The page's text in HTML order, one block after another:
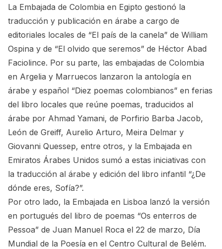
La Embajada de Colombia en Egipto gestionó la
traducción y publicación en árabe a cargo de
editoriales locales de “El país de la canela” de William
Ospina y de “El olvido que seremos” de Héctor Abad
Faciolince. Por su parte, las embajadas de Colombia
en Argelia y Marruecos lanzaron la antología en
árabe y español “Diez poemas colombianos” en ferias
del libro locales que reúne poemas, traducidos al
árabe por Ahmad Yamani, de Porfirio Barba Jacob,
León de Greiff, Aurelio Arturo, Meira Delmar y
Giovanni Quessep, entre otros, y la Embajada en
Emiratos Árabes Unidos sumó a estas iniciativas con
la traducción al árabe y edición del libro infantil “¿De
dónde eres, Sofía?”.
Por otro lado, la Embajada en Lisboa lanzó la versión
en portugués del libro de poemas “Os enterros de
Pessoa” de Juan Manuel Roca el 22 de marzo, Día
Mundial de la Poesía en el Centro Cultural de Belém.